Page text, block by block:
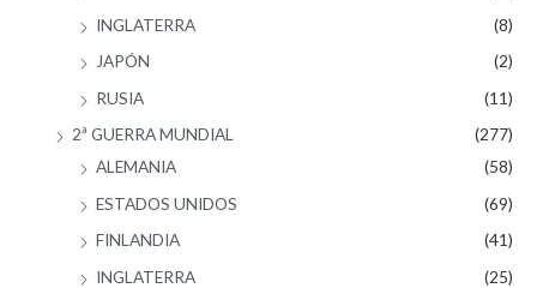
INGLATERRA
(8)
JAPÓN
(2)
RUSIA
(11)
2ª GUERRA MUNDIAL
(277)
ALEMANIA
(58)
ESTADOS UNIDOS
(69)
FINLANDIA
(41)
INGLATERRA
(25)